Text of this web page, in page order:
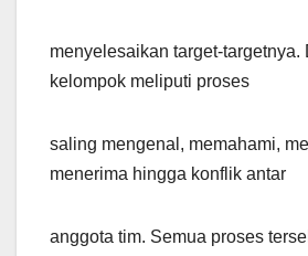
menyelesaikan target-targetnya.
kelompok meliputi proses
saling mengenal, memahami,
menerima hingga konflik antar
anggota tim. Semua proses